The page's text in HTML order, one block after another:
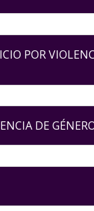
POR
DE